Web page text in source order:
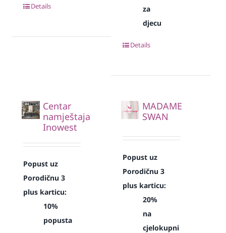
Details
za
djecu
Details
Centar
namještaja
Inowest
Popust uz
Porodičnu 3
plus karticu:
10%
popusta
MADAME
SWAN
Popust uz
Porodičnu 3
plus karticu:
20%
na
cjelokupni